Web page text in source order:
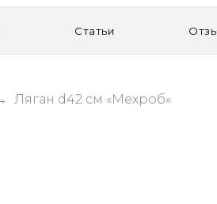
Статьи
Ляган d42 см «Мехроб»